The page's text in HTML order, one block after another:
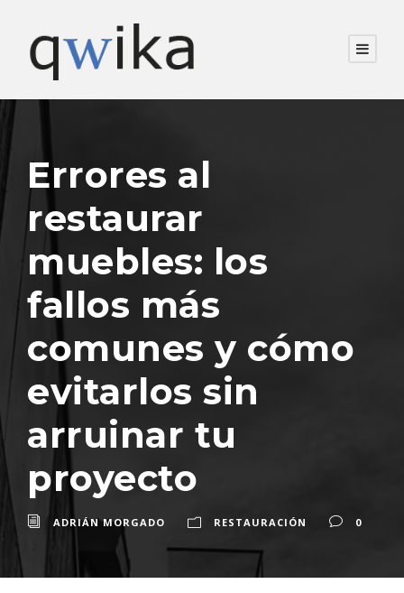
Errores al
restaurar
muebles: los
fallos más
comunes y cómo
evitarlos sin
arruinar tu
proyecto
ADRIÁN MORGADO RESTAURACIÓN 0